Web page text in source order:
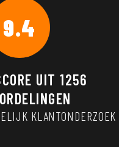
9.4
UIT1256
KLANTONDERZOEK